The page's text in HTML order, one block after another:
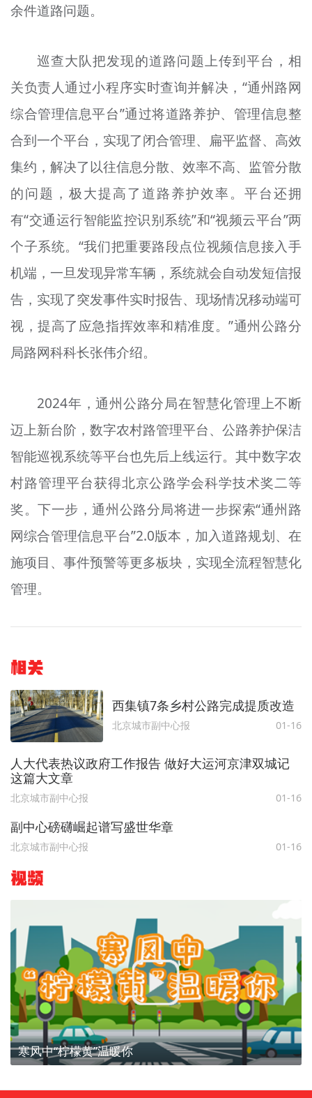
余件道路问题。
巡查大队把发现的道路问题上传到平台，相
关负责人通过小程序实时查询并解决，“通州路网
综合管理信息平台”通过将道路养护、管理信息整
合到一个平台，实现了闭合管理、扁平监督、高效
集约，解决了以往信息分散、效率不高、监管分散
的问题，极大提高了道路养护效率。平台还拥
有“交通运行智能监控识别系统”和“视频云平台”两
个子系统。“我们把重要路段点位视频信息接入手
机端，一旦发现异常车辆，系统就会自动发短信报
告，实现了突发事件实时报告、现场情况移动端可
视，提高了应急指挥效率和精准度。”通州公路分
局路网科科长张伟介绍。
2024年，通州公路分局在智慧化管理上不断
迈上新台阶，数字农村路管理平台、公路养护保洁
智能巡视系统等平台也先后上线运行。其中数字农
村路管理平台获得北京公路学会科学技术奖二等
奖。下一步，通州公路分局将进一步探索“通州路
网综合管理信息平台”2.0版本，加入道路规划、在
施项目、事件预警等更多板块，实现全流程智慧化
管理。
相关
西集镇7条乡村公路完成提质改造
北京城市副中心报 01-16
人大代表热议政府工作报告 做好大运河京津双城记
这篇大文章
北京城市副中心报 01-16
副中心磅礴崛起谱写盛世华章
北京城市副中心报 01-16
视频
寒风中“柠檬黄”温暖你